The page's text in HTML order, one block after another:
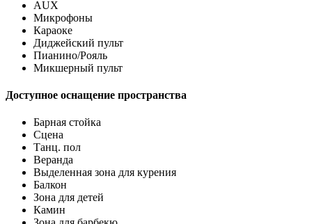
AUX
Микрофоны
Караоке
Диджейский пульт
Пианино/Рояль
Микшерный пульт
Доступное оснащение пространства
Барная стойка
Сцена
Танц. пол
Веранда
Выделенная зона для курения
Балкон
Зона для детей
Камин